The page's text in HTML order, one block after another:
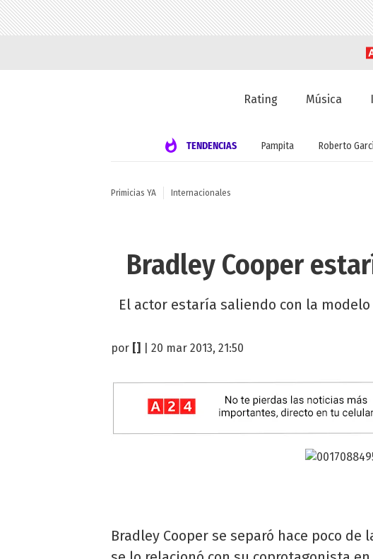
Rating Música
TENDENCIAS Pampita Roberto
Primicias YA Internacionales
Bradley Cooper
El actor estaría saliendo con la
por | 20 mar 2013, 21:50
Bradley Cooper se separó hace poco